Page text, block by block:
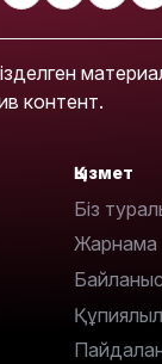
контент.
Қызмет
Біз
Жарнама
Байланыс